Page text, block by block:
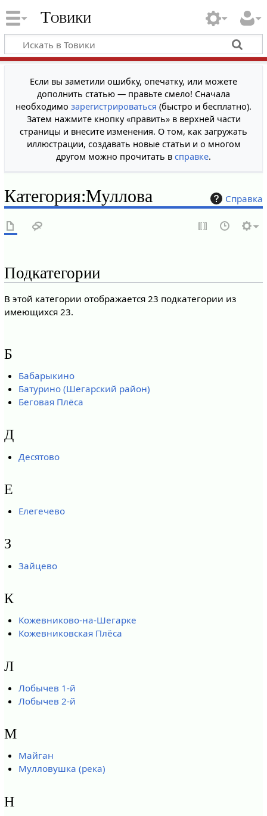
Товики
Если вы заметили ошибку, опечатку, или можете
дополнить статью — правьте смело! Сначала
необходимо зарегистрироваться (быстро и бесплатно).
Затем нажмите кнопку «править» в верхней части
страницы и внесите изменения. О том, как загружать
иллюстрации, создавать новые статьи и о многом
другом можно прочитать в справке.
Справка
Категория:Муллова
Подкатегории
В этой категории отображается 23 подкатегории из
имеющихся 23.
Б
Бабарыкино
Батурино (Шегарский район)
Беговая Плёса
Д
Десятово
Е
Елегечево
З
Зайцево
К
Кожевниково-на-Шегарке
Кожевниковская Плёса
Л
Лобычев 1-й
Лобычев 2-й
М
Майган
Мулловушка (река)
Н